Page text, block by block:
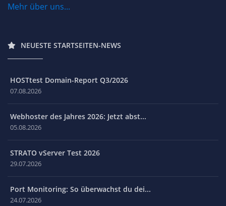
Mehr über uns...
NEUESTE STARTSEITEN-NEWS
HOSTtest Domain-Report Q3/2026
07.08.2026
Webhoster des Jahres 2026: Jetzt abst...
05.08.2026
STRATO vServer Test 2026
29.07.2026
Port Monitoring: So überwachst du dei...
24.07.2026